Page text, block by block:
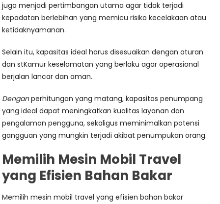
juga menjadi pertimbangan utama agar tidak terjadi
kepadatan berlebihan yang memicu risiko kecelakaan atau
ketidaknyamanan.
Selain itu, kapasitas ideal harus disesuaikan dengan aturan
dan stKamur keselamatan yang berlaku agar operasional
berjalan lancar dan aman.
Denganperhitungan yang matang, kapasitas penumpang
yang ideal dapat meningkatkan kualitas layanan dan
pengalaman pengguna, sekaligus meminimalkan potensi
gangguan yang mungkin terjadi akibat penumpukan orang.
Memilih Mesin Mobil Travel
yang Efisien Bahan Bakar
Memilih mesin mobil travel yang efisien bahan bakar